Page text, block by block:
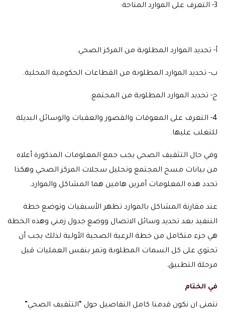
3- التعرف على الموارد المتاحة:
أ‌- تحديد الموارد المطلوبة من المركز الصحي.
ب- تحديد الموارد المطلوبة من القطاعات الحكومية المحلية.
ج- تحديد الموارد المطلوبة من المجتمع.
4- التعرف على المعوقات والقصور والعقبات والوسائل البديلة
للتغلب عليها.
وفي حال التثقيف الصحي يجب جمع المعلومات المذكورة أعلاه
من بيانات مسح المجتمع وتحليل سجلات المركز الصحي وهكذا
تحدد هذه المعلومات أمرين هامين هما المشاكل والموارد.
عند مقارنة المشاكل بالموارد تظهر الأسبقيات وتوضع خطة
التنفيذ بعد تحديد وسائل الاتصال ووضع جدول زمني وهذه الخطة
هي جزء متكامل من خطة الرعية الصحية الأولية لذلك يجب أن
تحتوي على كل السمات المطلوبة وتمر بنفس العمليات قبل
مرحلة التطبيق.
في الختام
نتمنى ان نكون قدمنا كامل التفاصيل حول “التثقيف الصحي”